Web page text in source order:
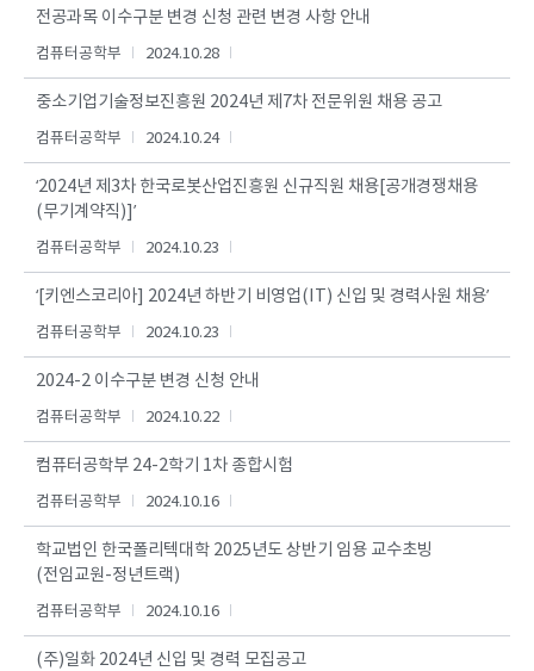
전공과목 이수구분 변경 신청 관련 변경 사항 안내
컴퓨터공학부 2024.10.28
중소기업기술정보진흥원 2024년 제7차 전문위원 채용 공고
컴퓨터공학부 2024.10.24
‘2024년 제3차 한국로봇산업진흥원 신규직원 채용[공개경쟁채용
(무기계약직)]’
컴퓨터공학부 2024.10.23
‘[키엔스코리아] 2024년 하반기 비영업(IT) 신입 및 경력사원 채용’
컴퓨터공학부 2024.10.23
2024-2 이수구분 변경 신청 안내
컴퓨터공학부 2024.10.22
컴퓨터공학부 24-2학기 1차 종합시험
컴퓨터공학부 2024.10.16
학교법인 한국폴리텍대학 2025년도 상반기 임용 교수초빙
(전임교원-정년트랙)
컴퓨터공학부 2024.10.16
(주)일화 2024년 신입 및 경력 모집공고